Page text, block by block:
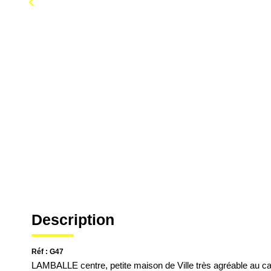
Description
Réf : G47
LAMBALLE centre, petite maison de Ville très agréable au